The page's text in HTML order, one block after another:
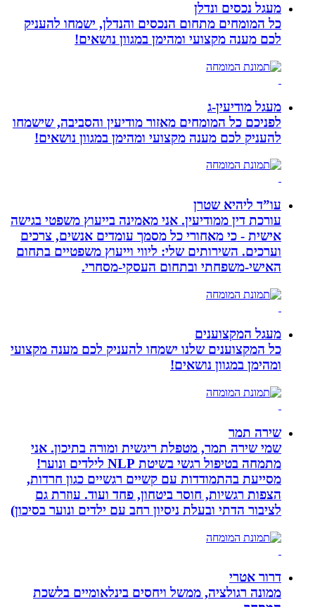
מעגל נכסים ונדלן
כל המומחים מתחום הנכסים והנדלן, ישמחו להעניק
לכם מענה מקצועי ומהימן במגוון נושאים!
מעגל מודיעין-ג
לפניכם כל המומחים מאזור מודיעין והסביבה, שישמחו
להעניק לכם מענה מקצועי ומהימן במגוון נושאים!
עו”ד ליהיא שטרן
עורכת דין ממודיעין. אני מאמינה בייעוץ משפטי בגישה
אישית - כי מאחורי כל מסמך עומדים אנשים, צרכים
וערכים. השירותים שלי: ליווי וייעוץ משפטיים בתחום
האישי-משפחתי ובתחום העסקי-מסחרי.
מעגל המקצוענים
כל המקצוענים שלנו ישמחו להעניק לכם מענה מקצועי
ומהימן במגוון נושאים!
שירה תמר
שמי שירה תמר, מטפלת ריגשית ומורה בתיכון. אני
מתמחה בטיפול רגשי בשיטת NLP לילדים ונוער!
מסייעת בהתמודדות עם קשיים רגשיים כגון חרדות,
הצפות רגשיות, חוסר ביטחון, פחד ועוד. עוזרת גם
לציבור הדתי ובעלת ניסיון רחב עם ילדים ונוער בסיכון)
דרור אטרי
ממונה רגולציה, ממשל ויחסים בינלאומיים בלשכת